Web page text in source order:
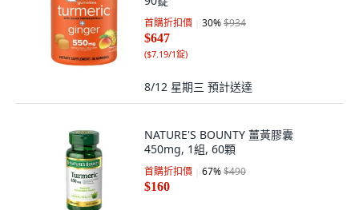
首購折扣價 30%$934
$647
($7.19/1錠)
8/12 星期三 預計送達
NATURE'S BOUNTY 薑黃膠囊
450mg, 1組, 60顆
首購折扣價 67%$490
$160